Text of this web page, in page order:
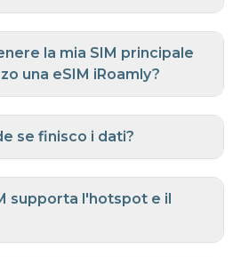
la mia SIM principale
una eSIM iRoamly?
se finisco i dati?
supporta l'hotspot e il